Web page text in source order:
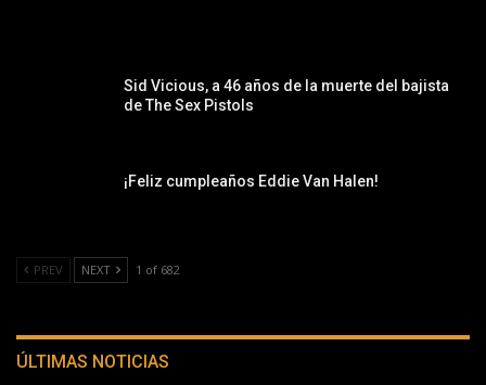
Sid Vicious, a 46 años de la muerte del bajista
de The Sex Pistols
¡Feliz cumpleaños Eddie Van Halen!
PREV NEXT 1 of 682
ÚLTIMAS NOTICIAS